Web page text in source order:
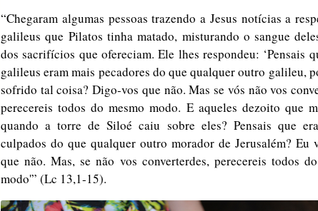
“Chegaram algumas pessoas trazendo a Jesus notícias a
galileus que Pilatos tinha matado, misturando o sangue
dos sacrifícios que ofereciam. Ele lhes respondeu: ‘Pensais
galileus eram mais pecadores do que qualquer outro galileu,
sofrido tal coisa? Digo-vos que não. Mas se vós não vos
perecereis todos do mesmo modo. E aqueles dezoito que
quando a torre de Siloé caiu sobre eles? Pensais que
culpados do que qualquer outro morador de Jerusalém? Eu
que não. Mas, se não vos converterdes, perecereis todos
modo'” (Lc 13,1-15).